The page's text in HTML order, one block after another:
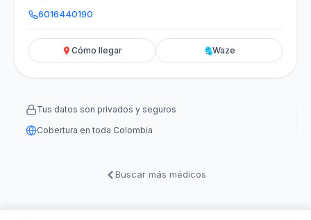
6016440190
Cómo llegar Waze
Tus datos son privados y seguros
Cobertura en toda Colombia
Buscar más médicos